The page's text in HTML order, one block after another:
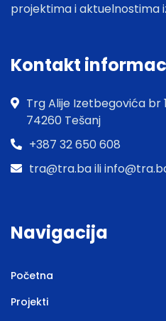
projektima i aktuelnostima
Kontakt
Trg Alije Izetbegovića br 1
74260 Tešanj
+387 32 650 608
tra@tra.ba ili
Navigacija
Početna
Projekti